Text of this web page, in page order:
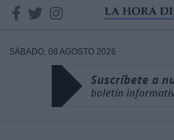
SÁBADO, 08 AGOSTO 2026
DATOS
Responsable: